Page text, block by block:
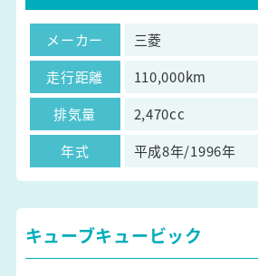
メーカー
三菱
走行距離
110,000km
排気量
2,470cc
年式
平成8年/1996年
キューブキュービック